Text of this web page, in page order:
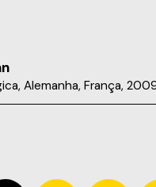
Alemanha, França,